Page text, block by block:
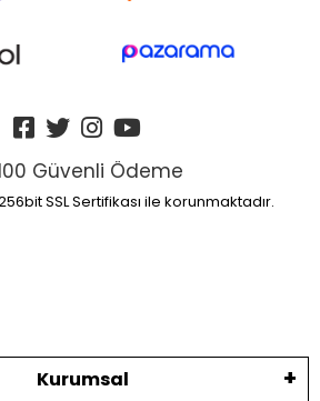
Güvenli Ödeme
SSL Sertifikası ile korunmaktadır.
Kurumsal